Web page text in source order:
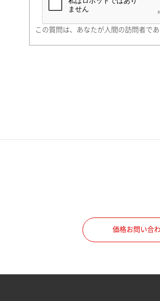
町名・番地（勤務先）
所属部署
この質問は、あなたが人間の訪問者で
価格お問い合